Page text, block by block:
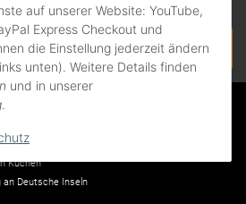
auf unserer Website: YouTube,
Express Checkout und
die Einstellung jederzeit ändern
unten). Weitere Details finden
und in unserer
.
widerrufen
gesetzlichen Mehrwertsteuer, zzgl.
Deutschland.
Küchen
Deutsche Inseln